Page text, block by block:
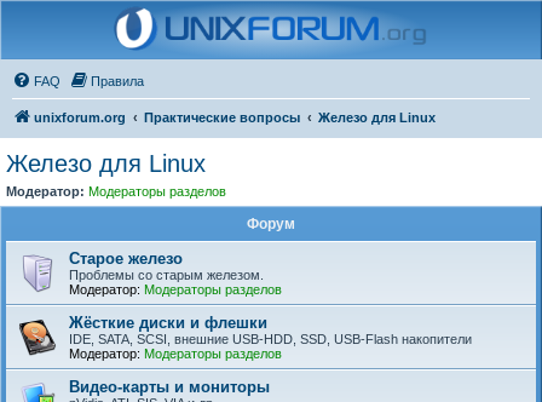
FAQ Правила
unixforum.org Практические вопросы Железо для Linux
Железо для Linux
Модератор: Модераторы разделов
Форум
Старое железо
Проблемы со старым железом.
Модератор: Модераторы разделов
Жёсткие диски и флешки
IDE, SATA, SCSI, внешние USB-HDD, SSD, USB-Flash накопители
Модератор: Модераторы разделов
Видео-карты и мониторы